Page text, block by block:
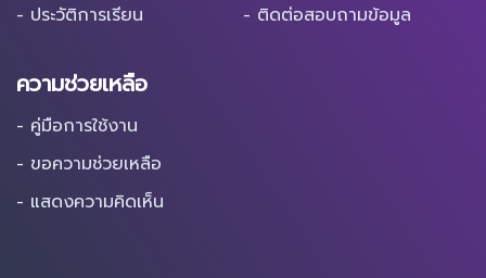
- ประวัติการเรียน
- ติดต่อสอบถามข้อมูล
ความช่วยเหลือ
- คู่มือการใช้งาน
- ขอความช่วยเหลือ
- แสดงความคิดเห็น